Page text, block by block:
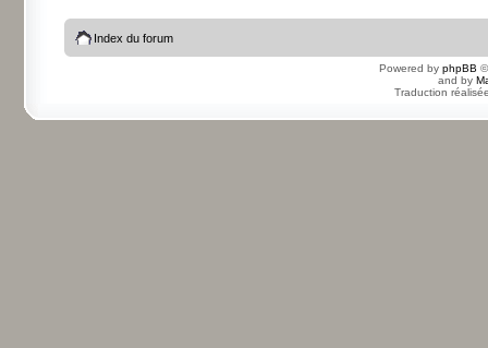
Index du forum
Powered by phpBB
and by
Traduction